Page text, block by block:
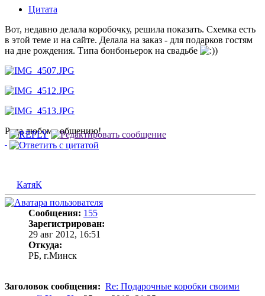
Цитата
Вот, недавно делала коробочку, решила показать. Схемка есть
в этой теме и на сайте. Делала на заказ - для подарков гостям
на дне рождения. Типа бонбоньерок на свадьбе
)
Рада любому общению!
КатяК
Сообщения: 155
Зарегистрирован:
29 авг 2012, 16:51
Откуда:
РБ, г.Минск
Заголовок сообщения: Re: Подарочные коробки своими